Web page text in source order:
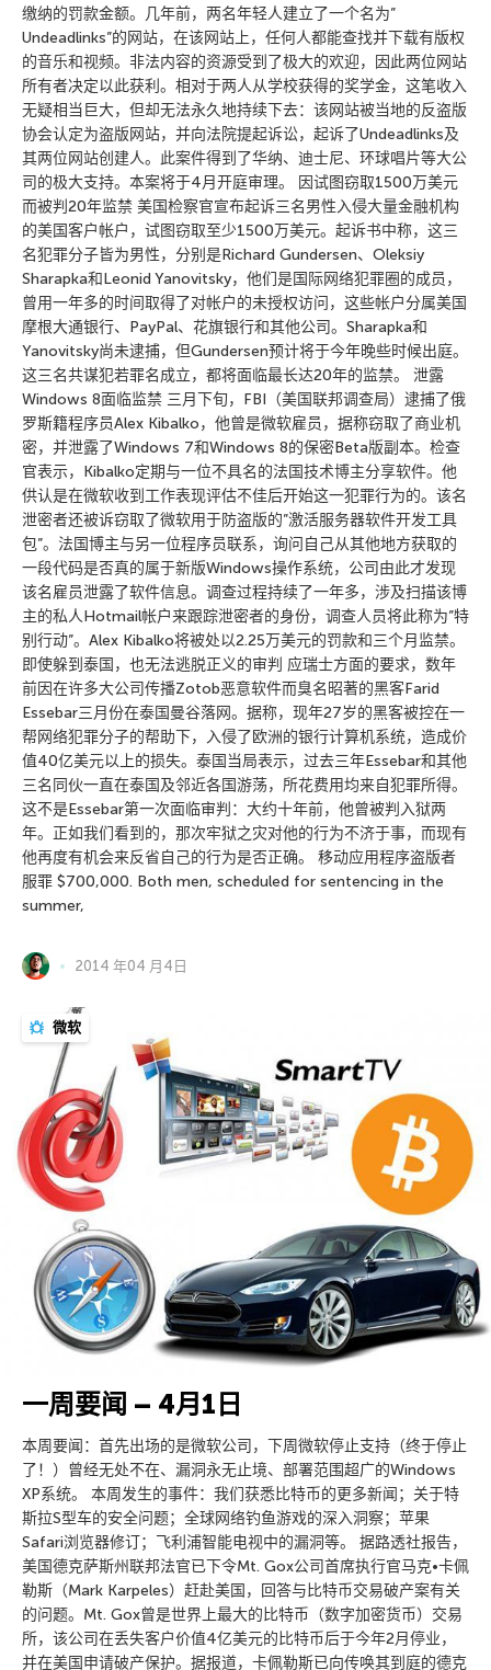
缴纳的罚款金额。几年前，两名年轻人建立了一个名为”
Undeadlinks”的网站，在该网站上，任何人都能查找并下载有版权
的音乐和视频。非法内容的资源受到了极大的欢迎，因此两位网站
所有者决定以此获利。相对于两人从学校获得的奖学金，这笔收入
无疑相当巨大，但却无法永久地持续下去：该网站被当地的反盗版
协会认定为盗版网站，并向法院提起诉讼，起诉了Undeadlinks及
其两位网站创建人。此案件得到了华纳、迪士尼、环球唱片等大公
司的极大支持。本案将于4月开庭审理。 因试图窃取1500万美元
而被判20年监禁 美国检察官宣布起诉三名男性入侵大量金融机构
的美国客户帐户，试图窃取至少1500万美元。起诉书中称，这三
名犯罪分子皆为男性，分别是Richard Gundersen、Oleksiy
Sharapka和Leonid Yanovitsky，他们是国际网络犯罪圈的成员，
曾用一年多的时间取得了对帐户的未授权访问，这些帐户分属美国
摩根大通银行、PayPal、花旗银行和其他公司。Sharapka和
Yanovitsky尚未逮捕，但Gundersen预计将于今年晚些时候出庭。
这三名共谋犯若罪名成立，都将面临最长达20年的监禁。 泄露
Windows 8面临监禁 三月下旬，FBI（美国联邦调查局）逮捕了俄
罗斯籍程序员Alex Kibalko，他曾是微软雇员，据称窃取了商业机
密，并泄露了Windows 7和Windows 8的保密Beta版副本。检查
官表示，Kibalko定期与一位不具名的法国技术博主分享软件。他
供认是在微软收到工作表现评估不佳后开始这一犯罪行为的。该名
泄密者还被诉窃取了微软用于防盗版的”激活服务器软件开发工具
包”。法国博主与另一位程序员联系，询问自己从其他地方获取的
一段代码是否真的属于新版Windows操作系统，公司由此才发现
该名雇员泄露了软件信息。调查过程持续了一年多，涉及扫描该博
主的私人Hotmail帐户来跟踪泄密者的身份，调查人员将此称为”特
别行动”。Alex Kibalko将被处以2.25万美元的罚款和三个月监禁。
即使躲到泰国，也无法逃脱正义的审判 应瑞士方面的要求，数年
前因在许多大公司传播Zotob恶意软件而臭名昭著的黑客Farid
Essebar三月份在泰国曼谷落网。据称，现年27岁的黑客被控在一
帮网络犯罪分子的帮助下，入侵了欧洲的银行计算机系统，造成价
值40亿美元以上的损失。泰国当局表示，过去三年Essebar和其他
三名同伙一直在泰国及邻近各国游荡，所花费用均来自犯罪所得。
这不是Essebar第一次面临审判：大约十年前，他曾被判入狱两
年。正如我们看到的，那次牢狱之灾对他的行为不济于事，而现有
他再度有机会来反省自己的行为是否正确。 移动应用程序盗版者
服罪 $700,000. Both men, scheduled for sentencing in the
summer,
2014 年04 月4日
微软
一周要闻 – 4月1日
本周要闻：首先出场的是微软公司，下周微软停止支持（终于停止
了！）曾经无处不在、漏洞永无止境、部署范围超广的Windows
XP系统。 本周发生的事件：我们获悉比特币的更多新闻；关于特
斯拉S型车的安全问题；全球网络钓鱼游戏的深入洞察；苹果
Safari浏览器修订；飞利浦智能电视中的漏洞等。 据路透社报告，
美国德克萨斯州联邦法官已下令Mt. Gox公司首席执行官马克•卡佩
勒斯（Mark Karpeles）赶赴美国，回答与比特币交易破产案有关
的问题。Mt. Gox曾是世界上最大的比特币（数字加密货币）交易
所，该公司在丢失客户价值4亿美元的比特币后于今年2月停业，
并在美国申请破产保护。据报道，卡佩勒斯已向传唤其到庭的德克